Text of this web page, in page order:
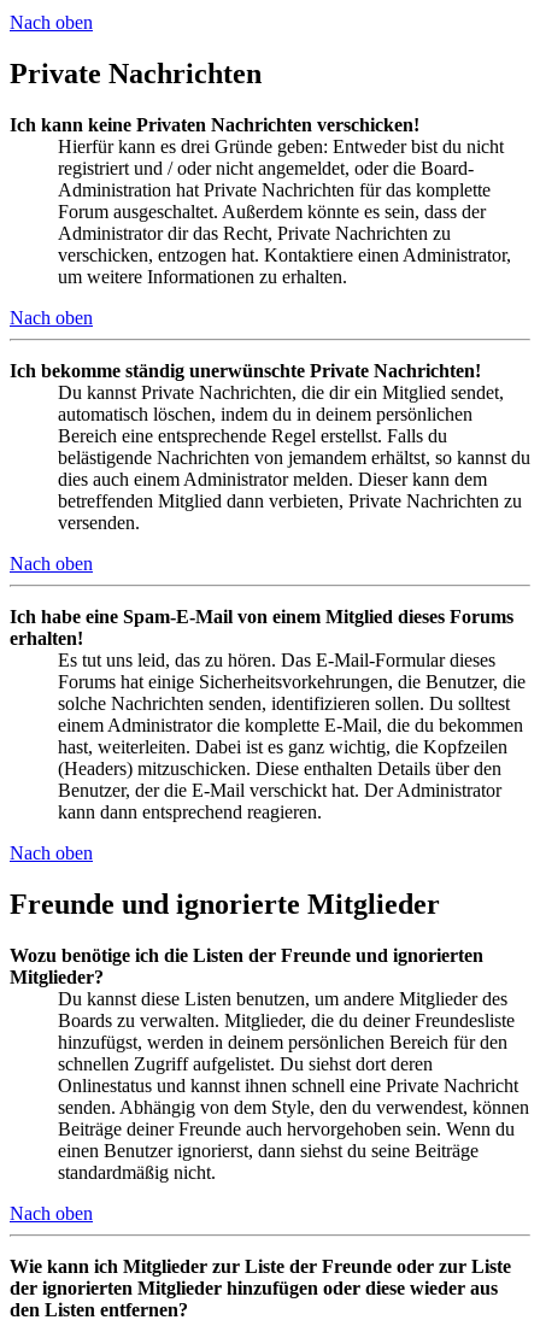
Nach oben
Private Nachrichten
Ich kann keine Privaten Nachrichten verschicken!
Hierfür kann es drei Gründe geben: Entweder bist du nicht
registriert und / oder nicht angemeldet, oder die Board-
Administration hat Private Nachrichten für das komplette
Forum ausgeschaltet. Außerdem könnte es sein, dass der
Administrator dir das Recht, Private Nachrichten zu
verschicken, entzogen hat. Kontaktiere einen Administrator,
um weitere Informationen zu erhalten.
Nach oben
Ich bekomme ständig unerwünschte Private Nachrichten!
Du kannst Private Nachrichten, die dir ein Mitglied sendet,
automatisch löschen, indem du in deinem persönlichen
Bereich eine entsprechende Regel erstellst. Falls du
belästigende Nachrichten von jemandem erhältst, so kannst du
dies auch einem Administrator melden. Dieser kann dem
betreffenden Mitglied dann verbieten, Private Nachrichten zu
versenden.
Nach oben
Ich habe eine Spam-E-Mail von einem Mitglied dieses Forums
erhalten!
Es tut uns leid, das zu hören. Das E-Mail-Formular dieses
Forums hat einige Sicherheitsvorkehrungen, die Benutzer, die
solche Nachrichten senden, identifizieren sollen. Du solltest
einem Administrator die komplette E-Mail, die du bekommen
hast, weiterleiten. Dabei ist es ganz wichtig, die Kopfzeilen
(Headers) mitzuschicken. Diese enthalten Details über den
Benutzer, der die E-Mail verschickt hat. Der Administrator
kann dann entsprechend reagieren.
Nach oben
Freunde und ignorierte Mitglieder
Wozu benötige ich die Listen der Freunde und ignorierten
Mitglieder?
Du kannst diese Listen benutzen, um andere Mitglieder des
Boards zu verwalten. Mitglieder, die du deiner Freundesliste
hinzufügst, werden in deinem persönlichen Bereich für den
schnellen Zugriff aufgelistet. Du siehst dort deren
Onlinestatus und kannst ihnen schnell eine Private Nachricht
senden. Abhängig von dem Style, den du verwendest, können
Beiträge deiner Freunde auch hervorgehoben sein. Wenn du
einen Benutzer ignorierst, dann siehst du seine Beiträge
standardmäßig nicht.
Nach oben
Wie kann ich Mitglieder zur Liste der Freunde oder zur Liste
der ignorierten Mitglieder hinzufügen oder diese wieder aus
den Listen entfernen?